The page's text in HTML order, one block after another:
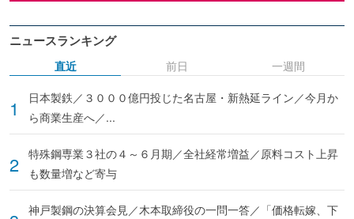
ニュースランキング
直近
日本製鉄／３０００億円投じた名古屋・新熱延ライン／今月か
ら商業生産へ／...
特殊鋼専業３社の４～６月期／全社経常増益／原料コスト上昇
も数量増など寄与
神戸製鋼の決算会見／木本取締役の一問一答／「価格転嫁、下
前日 一週間